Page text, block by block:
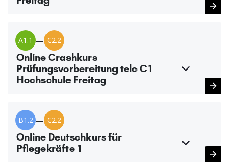
A1.1 — C2.2
Online Crashkurs
Prüfungsvorbereitung telc C1
Hochschule Freitag
B1.2 — C2.2
Online Deutschkurs für
Pflegekräfte 1